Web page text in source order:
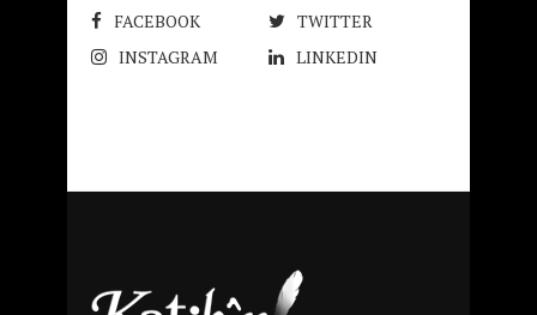
FACEBOOK
TWITTER
INSTAGRAM
LINKEDIN